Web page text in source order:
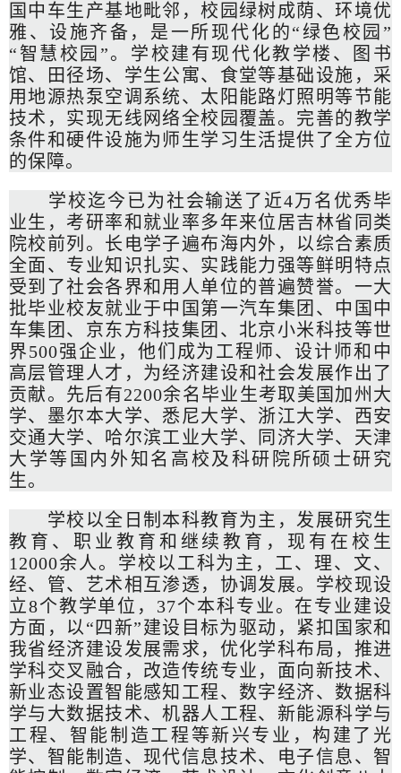
国中车生产基地毗邻，校园绿树成荫、环境优
雅、设施齐备，是一所现代化的“绿色校园”
“智慧校园”。学校建有现代化教学楼、图书
馆、田径场、学生公寓、食堂等基础设施，采
用地源热泵空调系统、太阳能路灯照明等节能
技术，实现无线网络全校园覆盖。完善的教学
条件和硬件设施为师生学习生活提供了全方位
的保障。
学校迄今已为社会输送了近4万名优秀毕
业生，考研率和就业率多年来位居吉林省同类
院校前列。长电学子遍布海内外，以综合素质
全面、专业知识扎实、实践能力强等鲜明特点
受到了社会各界和用人单位的普遍赞誉。一大
批毕业校友就业于中国第一汽车集团、中国中
车集团、京东方科技集团、北京小米科技等世
界500强企业，他们成为工程师、设计师和中
高层管理人才，为经济建设和社会发展作出了
贡献。先后有2200余名毕业生考取美国加州大
学、墨尔本大学、悉尼大学、浙江大学、西安
交通大学、哈尔滨工业大学、同济大学、天津
大学等国内外知名高校及科研院所硕士研究
生。
学校以全日制本科教育为主，发展研究生
教育、职业教育和继续教育，现有在校生
12000余人。学校以工科为主，工、理、文、
经、管、艺术相互渗透，协调发展。学校现设
立8个教学单位，37个本科专业。在专业建设
方面，以“四新”建设目标为驱动，紧扣国家和
我省经济建设发展需求，优化学科布局，推进
学科交叉融合，改造传统专业，面向新技术、
新业态设置智能感知工程、数字经济、数据科
学与大数据技术、机器人工程、新能源科学与
工程、智能制造工程等新兴专业，构建了光
学、智能制造、现代信息技术、电子信息、智